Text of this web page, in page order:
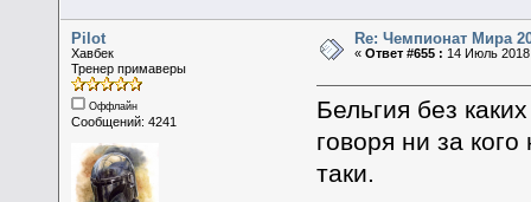
Pilot
Хавбек
Тренер примаверы
Оффлайн
Сообщений: 4241
Re: Чемпионат Мира
«Ответ #655 : 14 Июль
Бельгия без
говоря ни за
таки.